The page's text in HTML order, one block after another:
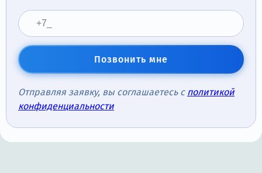
Позвонить мне
Отправляя заявку, вы соглашаетесь с политикой
конфиденциальности